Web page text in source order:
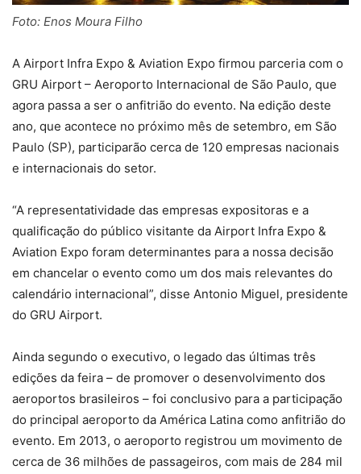
Foto: Enos Moura Filho
A Airport Infra Expo & Aviation Expo firmou parceria com o
GRU Airport – Aeroporto Internacional de São Paulo, que
agora passa a ser o anfitrião do evento. Na edição deste
ano, que acontece no próximo mês de setembro, em São
Paulo (SP), participarão cerca de 120 empresas nacionais
e internacionais do setor.
“A representatividade das empresas expositoras e a
qualificação do público visitante da Airport Infra Expo &
Aviation Expo foram determinantes para a nossa decisão
em chancelar o evento como um dos mais relevantes do
calendário internacional”, disse Antonio Miguel, presidente
do GRU Airport.
Ainda segundo o executivo, o legado das últimas três
edições da feira – de promover o desenvolvimento dos
aeroportos brasileiros – foi conclusivo para a participação
do principal aeroporto da América Latina como anfitrião do
evento. Em 2013, o aeroporto registrou um movimento de
cerca de 36 milhões de passageiros, com mais de 284 mil